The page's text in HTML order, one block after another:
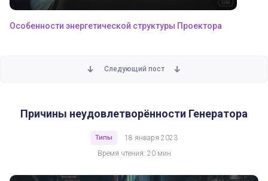
Особенности энергетической структуры Проектора
Следующий пост
Причины неудовлетворённости Генератора
Типы
18 января 2023
Время чтения: 20 мин